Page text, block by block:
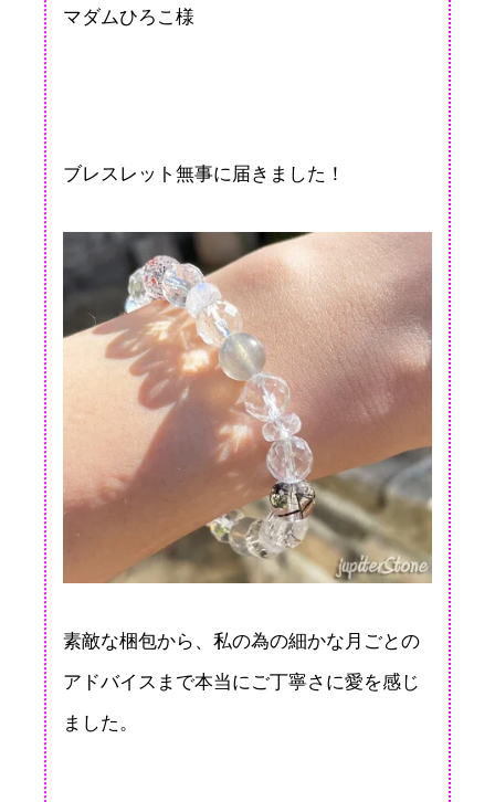
マダムひろこ様
ブレスレット無事に届きました！
素敵な梱包から、私の為の細かな月ごとの
アドバイスまで本当にご丁寧さに愛を感じ
ました。